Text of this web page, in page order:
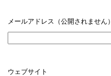
メールアドレス（公開されません）
ウェブサイト